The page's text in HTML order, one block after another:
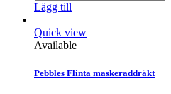
Lägg till
Quick view
Available
Pebbles Flinta maskeraddräkt